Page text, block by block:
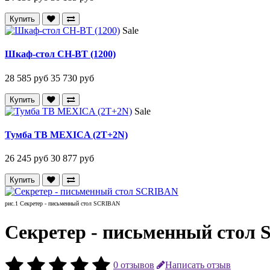
Купить
Sale
Шкаф-стол CH-BT (1200)
28 585 руб 35 730 руб
Купить
Sale
Тумба ТВ MEXICA (2T+2N)
26 245 руб 30 877 руб
Купить
рис.1 Секретер - письменный стол SCRIBAN
Секретер - письменный стол
0 отзывов Написать отзыв